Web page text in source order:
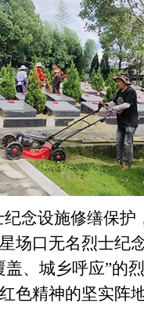
念设施修缮保
场口无名烈士纪
、城乡呼应”的
色精神的坚实阵